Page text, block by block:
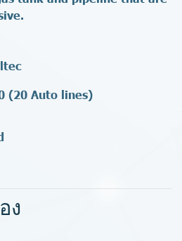
(20 Auto lines)
ง